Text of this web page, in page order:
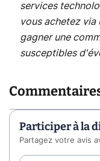
services
vous achetez via
gagner une
susceptibles
Participer à la
Partagez votre avis